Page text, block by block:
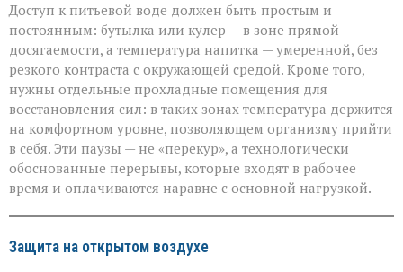
Доступ к питьевой воде должен быть простым и
постоянным: бутылка или кулер — в зоне прямой
досягаемости, а температура напитка — умеренной, без
резкого контраста с окружающей средой. Кроме того,
нужны отдельные прохладные помещения для
восстановления сил: в таких зонах температура держится
на комфортном уровне, позволяющем организму прийти
в себя. Эти паузы — не «перекур», а технологически
обоснованные перерывы, которые входят в рабочее
время и оплачиваются наравне с основной нагрузкой.
Защита на открытом воздухе